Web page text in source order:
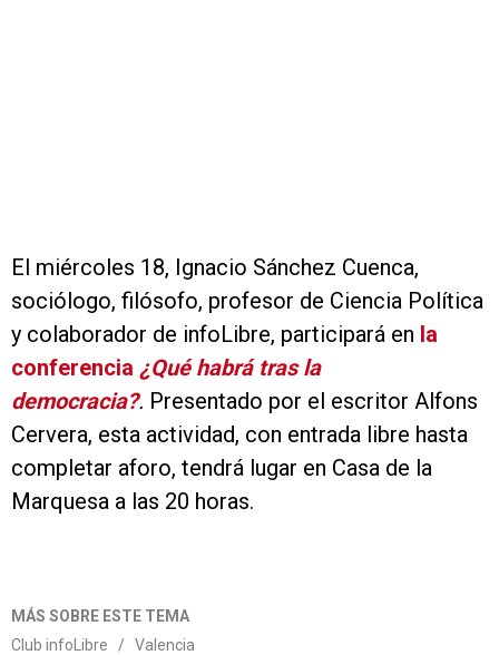
El miércoles 18, Ignacio Sánchez Cuenca,
sociólogo, filósofo, profesor de Ciencia Política
y colaborador de infoLibre, participará en la
conferencia ¿Qué habrá tras la
democracia?. Presentado por el escritor Alfons
Cervera, esta actividad, con entrada libre hasta
completar aforo, tendrá lugar en Casa de la
Marquesa a las 20 horas.
MÁS SOBRE ESTE TEMA
Club infoLibre
/ Valencia